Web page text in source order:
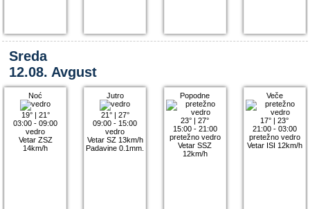
Sreda
12.08. Avgust
Noć
19°| 21°
03:00 - 09:00
vedro
Vetar ZSZ
14km/h
Jutro
21°| 27°
09:00 - 15:00
vedro
Vetar SZ 13km/h
Padavine 0.1mm.
Popodne
23° |27°
15:00 - 21:00
pretežno vedro
Vetar SSZ
12km/h
Veče
17° |23°
21:00 - 03:00
pretežno vedro
Vetar ISI 12km/h